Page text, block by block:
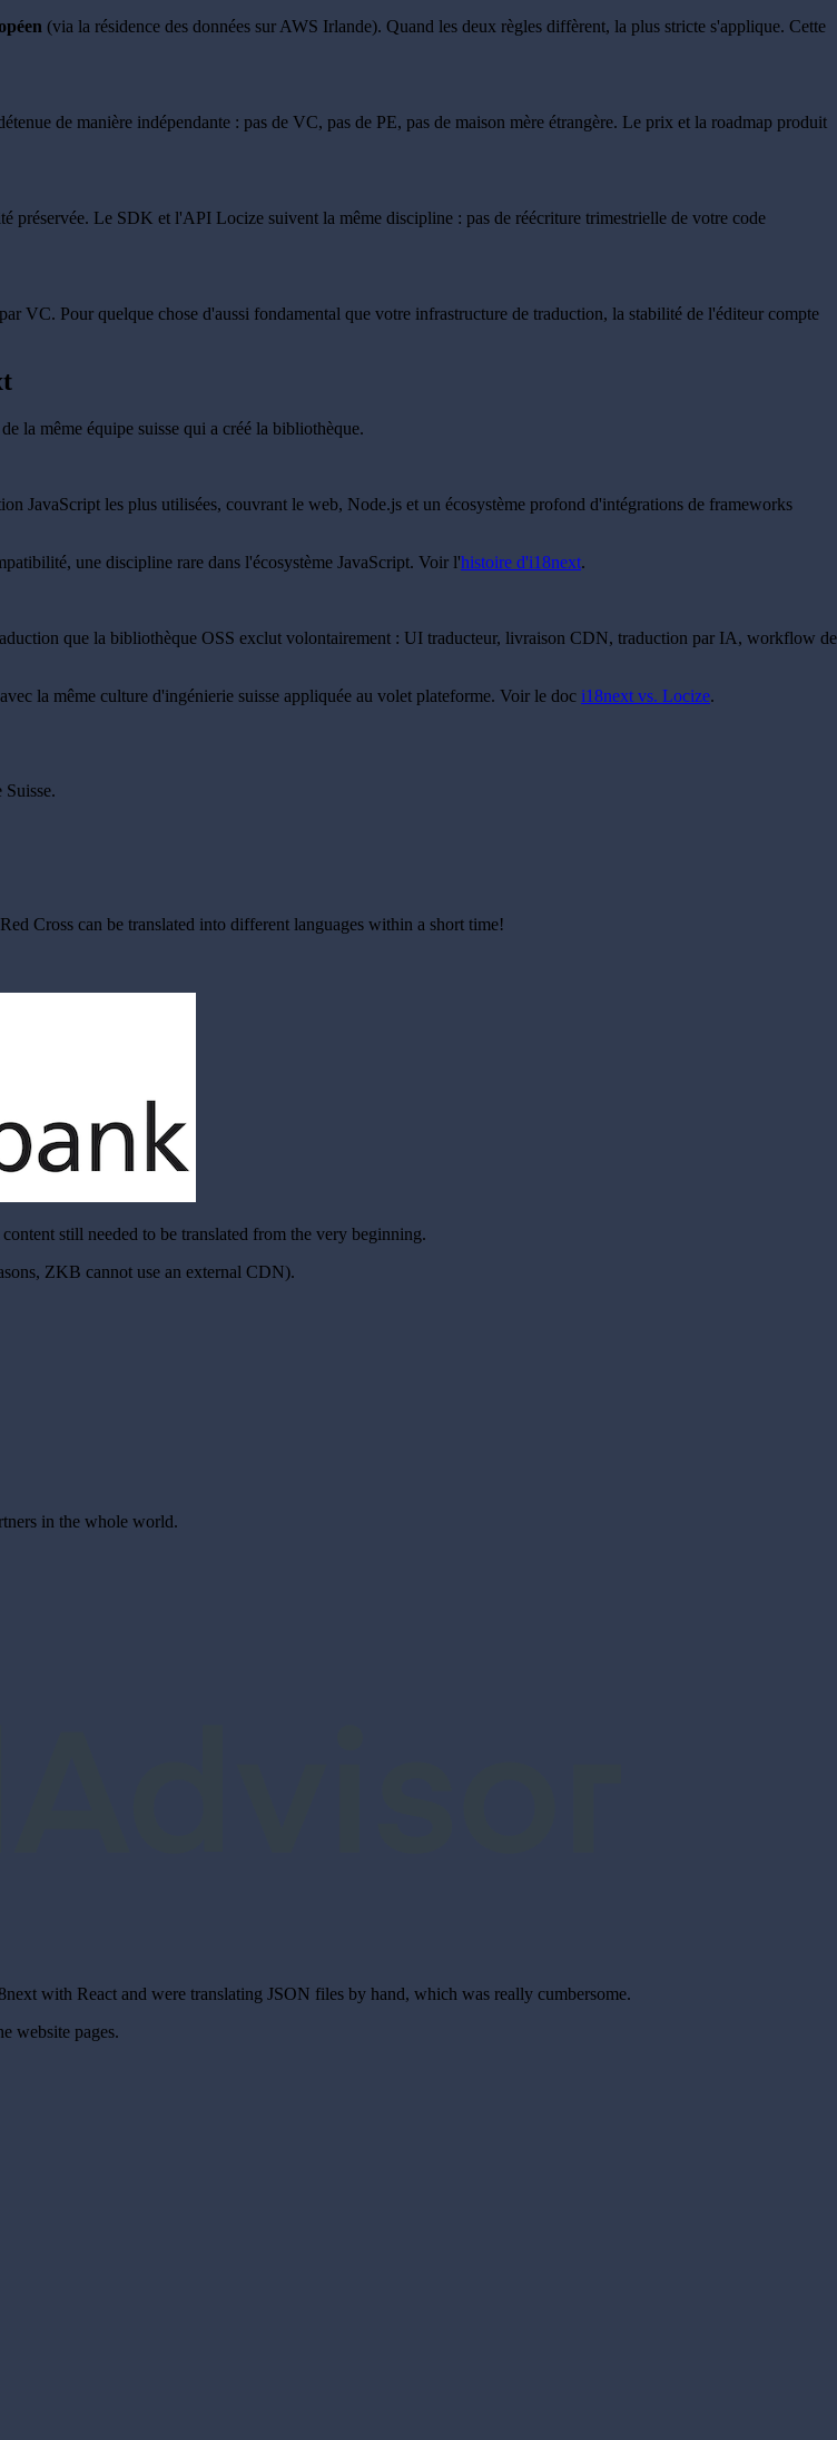
(via la résidence des données sur AWS Irlande). Quand les deux règles diffèrent, la plus stricte s'applique. Cette
de manière indépendante : pas de VC, pas de PE, pas de maison mère étrangère. Le prix et la roadmap produit
préservée. Le SDK et l'API Locize suivent la même discipline : pas de réécriture trimestrielle de votre code
VC. Pour quelque chose d'aussi fondamental que votre infrastructure de traduction, la stabilité de l'éditeur compte
la même équipe suisse qui a créé la bibliothèque.
JavaScript les plus utilisées, couvrant le web, Node.js et un écosystème profond d'intégrations de frameworks
une discipline rare dans l'écosystème JavaScript. Voir l'histoire d'i18next.
que la bibliothèque OSS exclut volontairement : UI traducteur, livraison CDN, traduction par IA, workflow de
la même culture d'ingénierie suisse appliquée au volet plateforme. Voir le doc i18next vs. Locize.
Cross can be translated into different languages within a short time!
still needed to be translated from the very beginning.
ZKB cannot use an external CDN).
in the whole world.
with React and were translating JSON files by hand, which was really cumbersome.
website pages.